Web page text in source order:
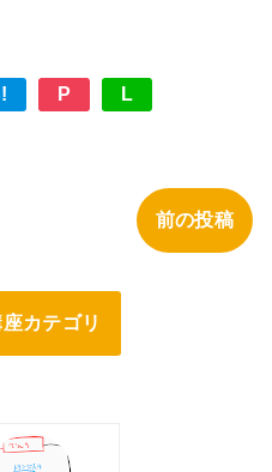
P L
前の投稿
カテゴリ